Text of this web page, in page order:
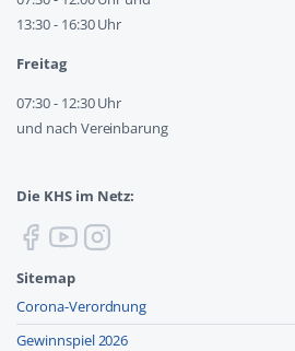
13:30 - 16:30 Uhr
Freitag
07:30 - 12:30 Uhr
und nach Vereinbarung
Die KHS im Netz:
Sitemap
Corona-Verordnung
Gewinnspiel 2026